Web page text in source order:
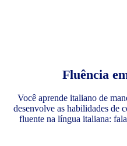
Fluência
Você aprende italiano de
desenvolve as habilidades de
fluente na língua italiana: